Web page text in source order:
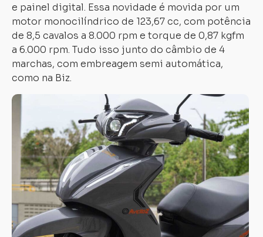
e painel digital. Essa novidade é movida por um
motor monocilíndrico de 123,67 cc, com potência
de 8,5 cavalos a 8.000 rpm e torque de 0,87 kgfm
a 6.000 rpm. Tudo isso junto do câmbio de 4
marchas, com embreagem semi automática,
como na Biz.